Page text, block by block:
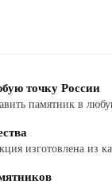
точку России
памятник в
изготовлена из